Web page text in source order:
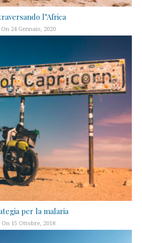
l’Africa
On 24 Gennaio, 2020
per la malaria
On 15 Ottobre, 2018